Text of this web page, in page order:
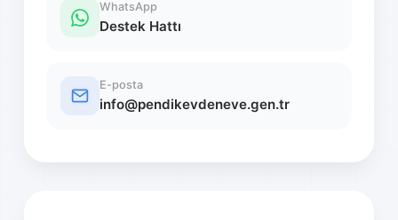
WhatsApp
Destek Hattı
E-posta
info@pendikevdeneve.gen.tr